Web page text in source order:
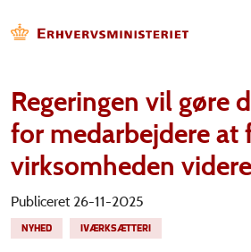
Regeringen vil gøre
for medarbejdere at
virksomheden videre
Publiceret 26-11-2025
NYHED IVÆRKSÆTTERI